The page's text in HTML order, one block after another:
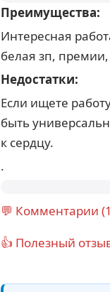
Преимущества:
Интересная
белая зп,
Недостатки:
Если ищете
быть
к сердцу.
.
💬 Комментарии
👍 Полезный